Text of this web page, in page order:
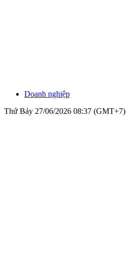
Doanh nghiệp
Thứ Bảy 27/06/2026 08:37 (GMT+7)